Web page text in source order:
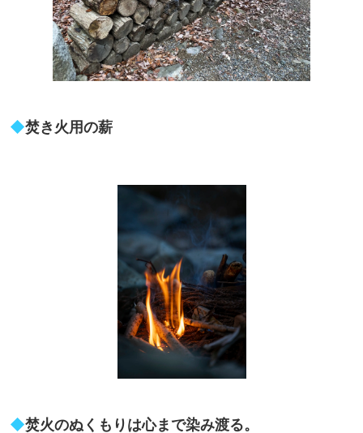
◆焚き火用の薪
◆焚火のぬくもりは心まで染み渡る。